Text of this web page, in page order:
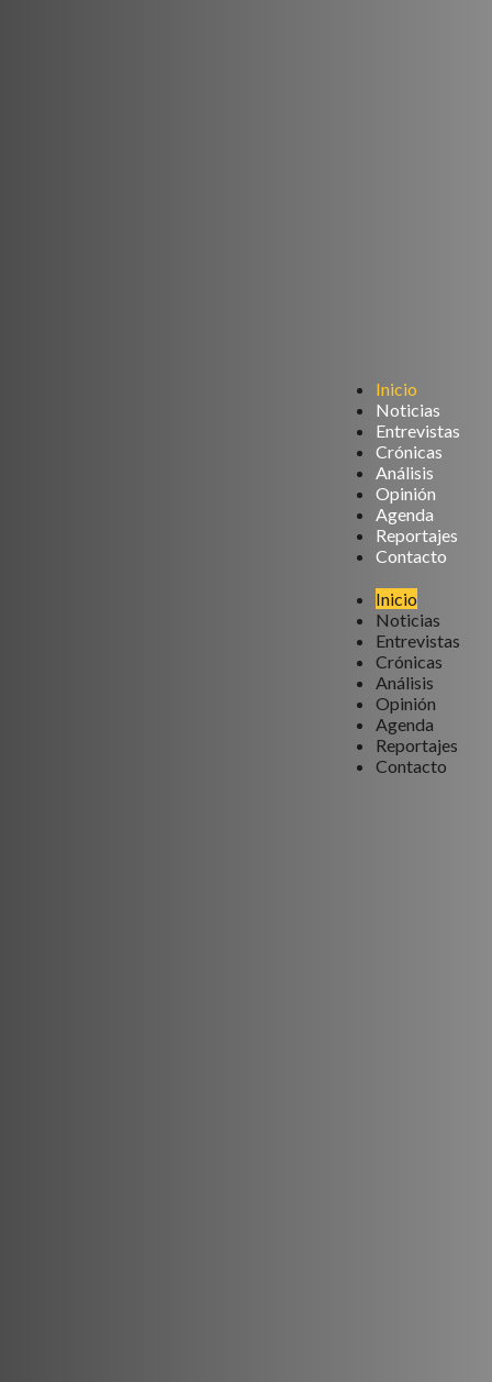
Inicio
Noticias
Entrevistas
Crónicas
Análisis
Opinión
Agenda
Reportajes
Contacto
Inicio
Noticias
Entrevistas
Crónicas
Análisis
Opinión
Agenda
Reportajes
Contacto